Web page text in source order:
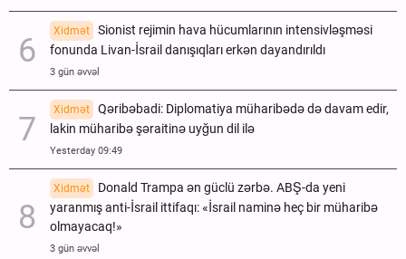
Xidmət
Sionist rejimin hava hücumlarının intensivləşməsi
fonunda Livan-İsrail danışıqları erkən dayandırıldı
3 gün əvvəl
Xidmət
Qəribəbadi: Diplomatiya müharibədə də davam edir,
lakin müharibə şəraitinə uyğun dil ilə
Yesterday 09:49
Xidmət
Donald Trampa ən güclü zərbə. ABŞ-da yeni
yaranmış anti-İsrail ittifaqı: «İsrail naminə heç bir müharibə
olmayacaq!»
3 gün əvvəl